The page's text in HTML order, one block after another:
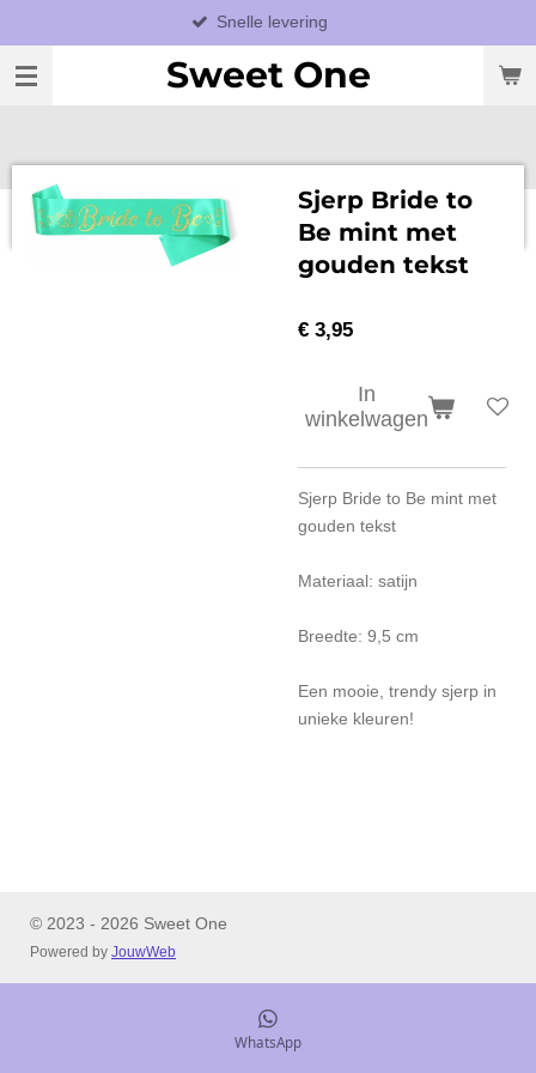
direct
naar
Sweet One
Snelle levering
Sjerp Bride to
Be mint met
gouden tekst
€ 3,95
In
winkelwagen
Sjerp Bride to Be mint met
gouden tekst
Materiaal: satijn
Breedte: 9,5 cm
Een mooie, trendy sjerp in
unieke kleuren!
© 2023 - 2026 Sweet One
Powered by JouwWeb
WhatsApp